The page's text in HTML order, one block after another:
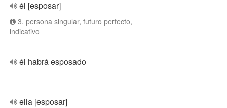
él [esposar]
3. persona singular, futuro perfecto,
indicativo
él habrá esposado
ella [esposar]